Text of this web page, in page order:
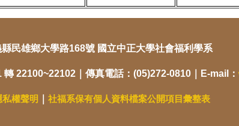
民雄鄉大學路168號 國立中正大學社會福利學系
22100~22102｜傳真電話：(05)272-0810｜E-mail：
私權聲明
社福系保有個人資料檔案公開項目彙整表